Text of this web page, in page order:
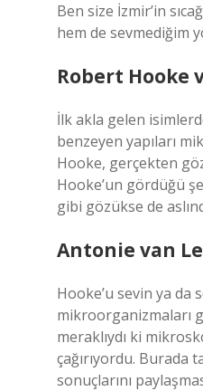
Ben size İzmir’in
hem de sevmediğim
Robert Hooke
İlk akla gelen
benzeyen yapıları
Hooke, gerçekten
Hooke’un gördüğü
gibi gözükse de
Antonie van
Hooke’u sevin ya da
mikroorganizmaları
meraklıydı ki
çağırıyordu. Burada
sonuçlarını